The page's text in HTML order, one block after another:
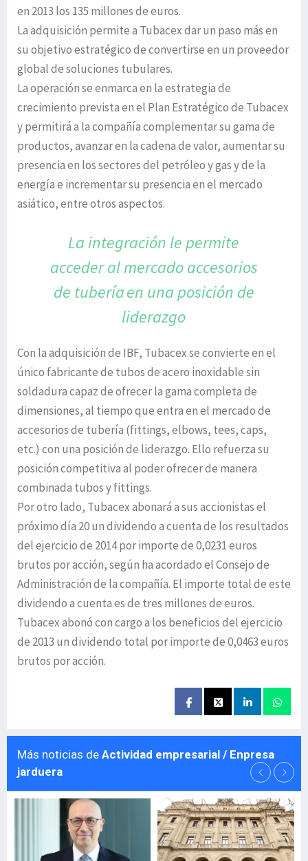
en 2013 los 135 millones de euros.
La adquisición permite a Tubacex dar un paso más en
su objetivo estratégico de convertirse en un proveedor
global de soluciones tubulares.
La operación se enmarca en la estrategia de
crecimiento prevista en el Plan Estratégico de Tubacex
y permitirá a la compañía complementar su gama de
productos, avanzar en la cadena de valor, aumentar su
presencia en los sectores del petróleo y gas y de la
energía e incrementar su presencia en el mercado
asiático, entre otros aspectos.
La integración le permite
accederal mercado accesorios
de tuberíaen una posición de
liderazgo
Con la adquisición de IBF, Tubacex se convierte en el
único fabricante de tubos de acero inoxidable sin
soldadura capaz de ofrecer la gama completa de
dimensiones, al tiempo que entra en el mercado de
accesorios de tubería (fittings, elbows, tees, caps,
etc.) con una posición de liderazgo. Ello refuerza su
posición competitiva al poder ofrecer de manera
combinada tubos y fittings.
Por otro lado, Tubacex abonará a sus accionistas el
próximo día 20 un dividendo a cuenta de los resultados
del ejercicio de 2014 por importe de 0,0231 euros
brutos por acción, según ha acordado el Consejo de
Administración de la compañía. El importe total de este
dividendo a cuenta es de tres millones de euros.
Tubacex abonó con cargo a los beneficios del ejercicio
de 2013 un dividendo total por importe de 0,0463 euros
brutos por acción.
Más noticias de Actividad empresarial / Enpresa
jarduera